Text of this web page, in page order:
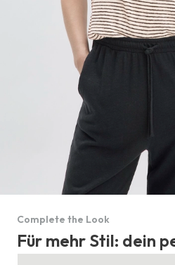
Complete the Look
Für mehr Stil: dein